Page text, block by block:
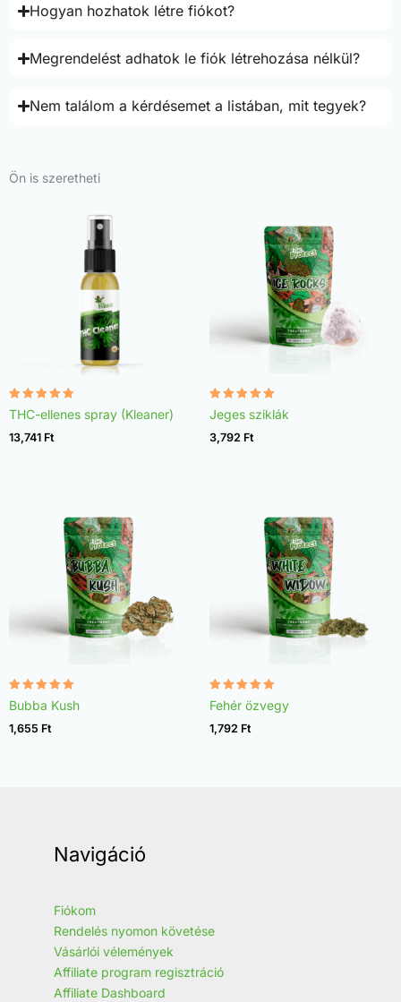
Hogyan hozhatok létre fiókot?
Megrendelést adhatok le fiók létrehozása nélkül?
Nem találom a kérdésemet a listában, mit tegyek?
Ön is szeretheti
Értékelés:
4.75
/ 5
THC-ellenes spray (Kleaner)
13,741 Ft
Értékelés:
4.98
/ 5
Jeges sziklák
3,792 Ft
Értékelés:
4.96
/ 5
Bubba Kush
1,655 Ft
Értékelés:
4.97
/ 5
Fehér özvegy
1,792 Ft
Navigáció
Fiókom
Rendelés nyomon követése
Vásárlói vélemények
Affiliate program regisztráció
Affiliate Dashboard